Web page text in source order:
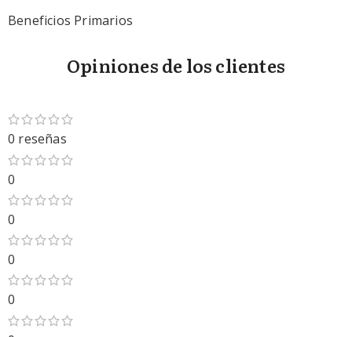
Beneficios Primarios
Complementa una práctica de yoga efectiva
Fomenta una base firme
Leer mas
Opiniones de los clientes
0 reseñas
0
0
0
0